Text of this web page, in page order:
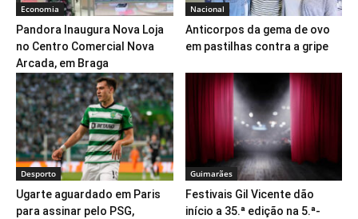
Economia
Pandora Inaugura Nova Loja
no Centro Comercial Nova
Arcada, em Braga
Nacional
Anticorpos da gema de ovo
em pastilhas contra a gripe
Desporto
Ugarte aguardado em Paris
para assinar pelo PSG,
Guimarães
Festivais Gil Vicente dão
início a 35.ª edição na 5.ª-